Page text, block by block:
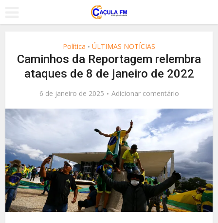
Política • ÚLTIMAS NOTÍCIAS
Caminhos da Reportagem relembra
ataques de 8 de janeiro de 2022
6 de janeiro de 2025 Adicionar comentário